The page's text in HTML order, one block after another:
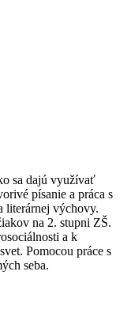
sa dajú využívať
písanie a práca s
literárnej výchovy.
na 2. stupni ZŠ.
a k
Pomocou práce s
seba.